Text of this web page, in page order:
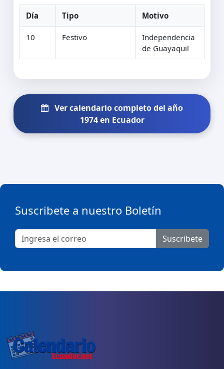
Día Tipo Motivo
10 Festivo
Independencia
de Guayaquil
Ver calendario completo del año
1974 en Ecuador
Suscribete a nuestro Boletín
Suscribete